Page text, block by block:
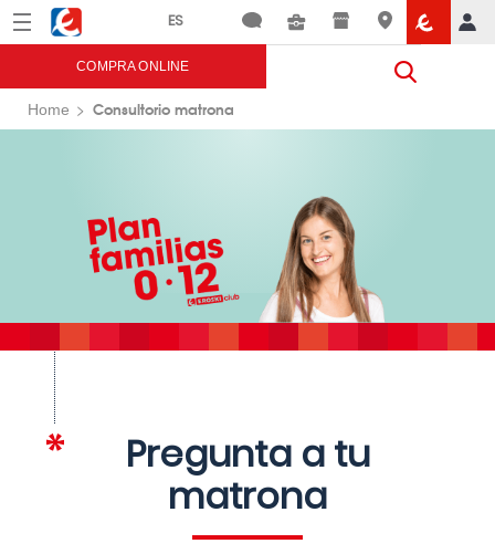
Menú Eroski
COMPRA ONLINE
Home Consultorio matrona
Pregunta a tu
matrona